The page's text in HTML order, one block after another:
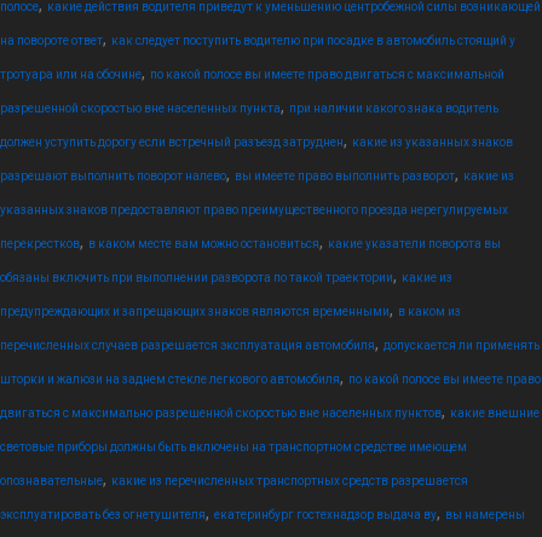
полосе, какие действия водителя приведут к уменьшению центробежной силы возникающей
на повороте ответ, как следует поступить водителю при посадке в автомобиль стоящий у
тротуара или на обочине, по какой полосе вы имеете право двигаться с максимальной
разрешенной скоростью вне населенных пункта, при наличии какого знака водитель
должен уступить дорогу если встречный разъезд затруднен, какие из указанных знаков
разрешают выполнить поворот налево, вы имеете право выполнить разворот, какие из
указанных знаков предоставляют право преимущественного проезда нерегулируемых
перекрестков, в каком месте вам можно остановиться, какие указатели поворота вы
обязаны включить при выполнении разворота по такой траектории, какие из
предупреждающих и запрещающих знаков являются временными, в каком из
перечисленных случаев разрешается эксплуатация автомобиля, допускается ли применять
шторки и жалюзи на заднем стекле легкового автомобиля, по какой полосе вы имеете право
двигаться с максимально разрешенной скоростью вне населенных пунктов, какие внешние
световые приборы должны быть включены на транспортном средстве имеющем
опознавательные, какие из перечисленных транспортных средств разрешается
эксплуатировать без огнетушителя, екатеринбург гостехнадзор выдача ву, вы намерены